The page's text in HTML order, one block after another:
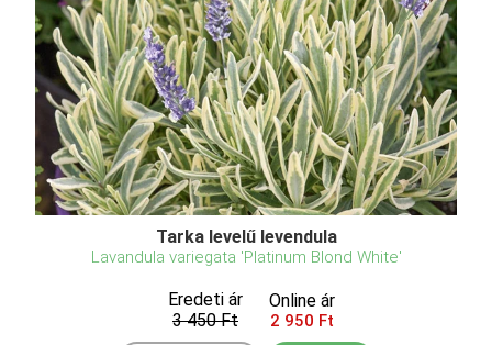
Tarka levelű levendula
Lavandula variegata 'Platinum Blond White'
Eredeti ár
3 450 Ft
Online ár
2 950 Ft